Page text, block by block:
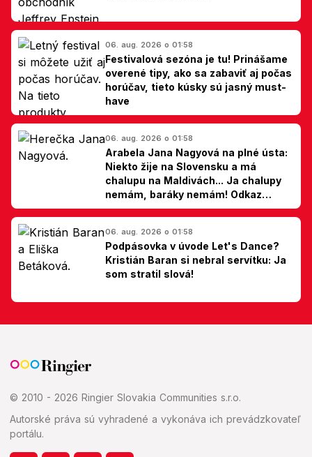
06. aug. 2026 o 01:58
Festivalová sezóna je tu! Prinášame
overené tipy, ako sa zabaviť aj počas
horúčav, tieto kúsky sú jasný must-
have
06. aug. 2026 o 01:58
Arabela Jana Nagyová na plné ústa:
Niekto žije na Slovensku a má
chalupu na Maldivách... Ja chalupy
nemám, baráky nemám! Odkaz
Slovákom
06. aug. 2026 o 01:58
Podpásovka v úvode Let's Dance?
Kristián Baran si nebral servítku: Ja
som stratil slová!
© 2010 - 2026 Ringier Slovakia Communities s.r.o.
Autorské práva sú vyhradené a vykonáva ich prevádzkovateľ
portálu.